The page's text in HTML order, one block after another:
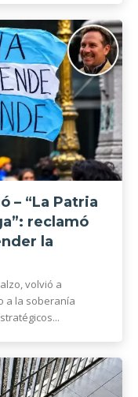
– “La Patria
reclamó
la
volvió a
a la soberanía